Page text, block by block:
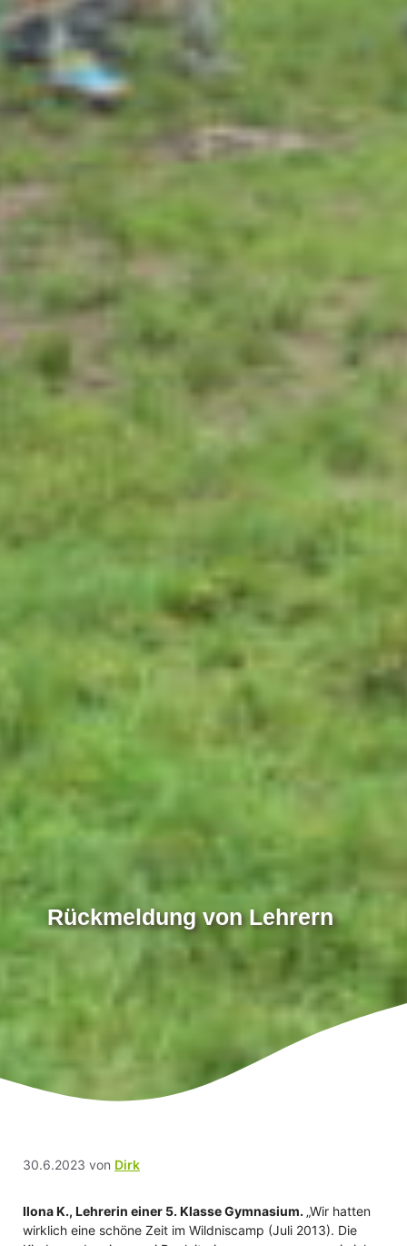
Rückmeldung von Lehrern
30.6.2023 von Dirk
Ilona K., Lehrerin einer 5. Klasse Gymnasium. „Wir hatten
wirklich eine schöne Zeit im Wildniscamp (Juli 2013). Die